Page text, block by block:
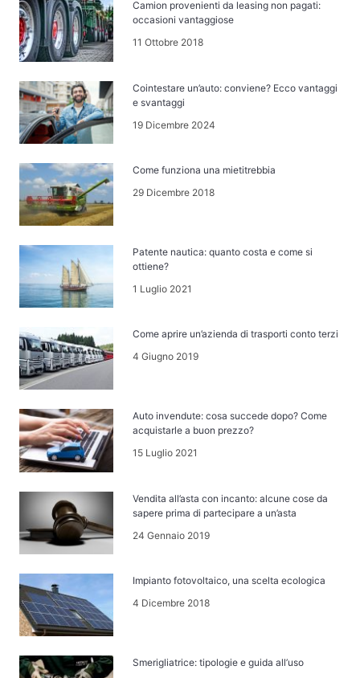
Camion provenienti da leasing non pagati:
occasioni vantaggiose
11 Ottobre 2018
Cointestare un’auto: conviene? Ecco vantaggi
e svantaggi
19 Dicembre 2024
Come funziona una mietitrebbia
29 Dicembre 2018
Patente nautica: quanto costa e come si
ottiene?
1 Luglio 2021
Come aprire un’azienda di trasporti conto terzi
4 Giugno 2019
Auto invendute: cosa succede dopo? Come
acquistarle a buon prezzo?
15 Luglio 2021
Vendita all’asta con incanto: alcune cose da
sapere prima di partecipare a un’asta
24 Gennaio 2019
Impianto fotovoltaico, una scelta ecologica
4 Dicembre 2018
Smerigliatrice: tipologie e guida all’uso